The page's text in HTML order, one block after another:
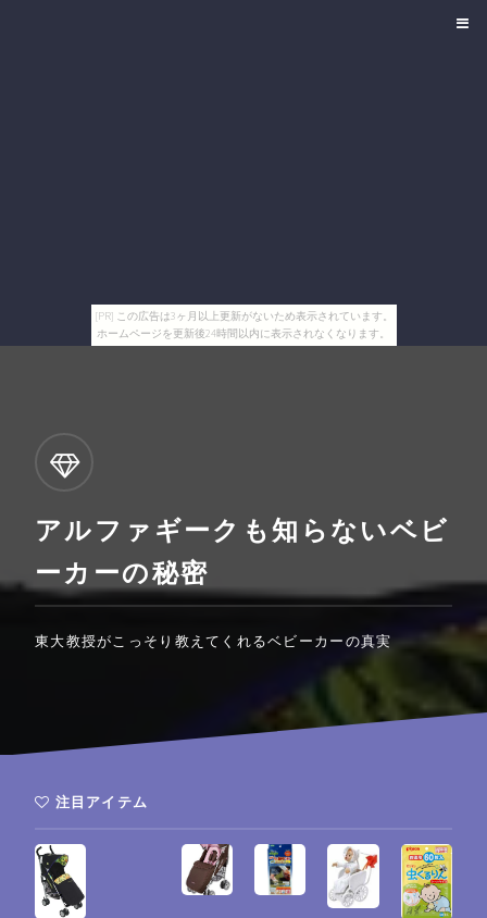
[PR] この広告は3ヶ月以上更新がないため表示されています。
ホームページを更新後24時間以内に表示されなくなります。
アルファギークも知らないベビ
ーカーの秘密
東大教授がこっそり教えてくれるベビーカーの真実
注目アイテム